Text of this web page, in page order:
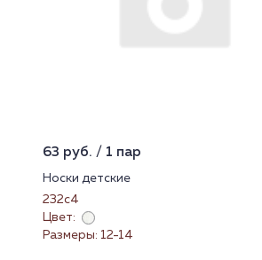
63 руб. / 1 пар
Носки детские
232с4
Цвет:
Размеры: 12-14